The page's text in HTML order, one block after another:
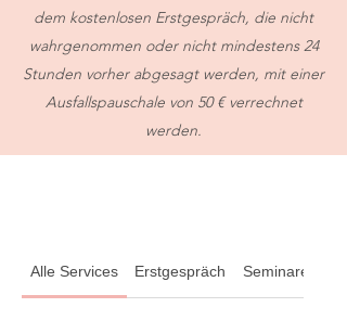
dem kostenlosen Erstgespräch, die nicht
wahrgenommen oder nicht mindestens 24
Stunden vorher abgesagt werden, mit einer
Ausfallspauschale von 50 € verrechnet
werden.
Alle Services Erstgespräch Seminare &